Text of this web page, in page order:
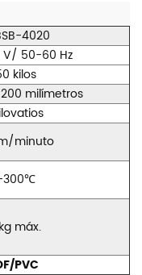
4020
50-60 Hz
kilos
milímetros
minuto
máx.
PVC